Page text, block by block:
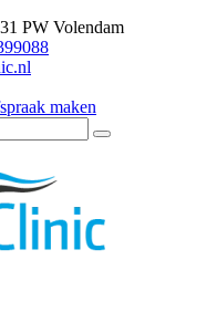
PW Volendam
maken
Zoeken
mag zitten.